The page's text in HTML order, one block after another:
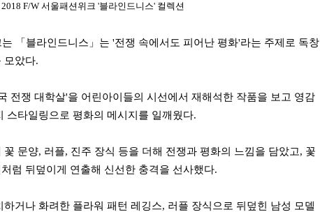
2018 F/W 서울패션위크 '블라인드니스' 컬렉션
「블라인드니스」는 '전쟁 속에서도 피어난 평화'라는 주제로 독창
모았다.
전쟁 대학살'을 어린아이들의 시선에서 재해석한 작품을 보고 영감
스타일링으로 평화의 메시지를 일깨웠다.
문양, 러플, 진주 장식 등을 더해 전쟁과 평화의 느낌을 담았고, 꽃
럼 뒤덮이게 연출해 신선한 충격을 선사했다.
거나 화려한 플라워 패턴 레깅스, 러플 장식으로 뒤덮힌 남성 모델